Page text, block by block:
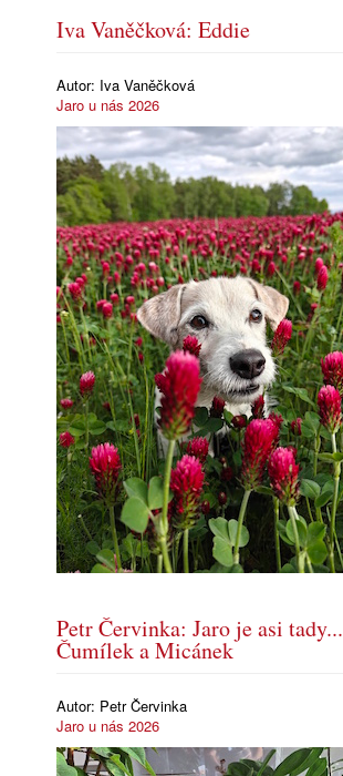
Iva Vaněčková: Eddie
Autor: Iva Vaněčková
Jaro u nás 2026
Petr Červinka: Jaro je asi tady...
Čumílek a Micánek
Autor: Petr Červinka
Jaro u nás 2026